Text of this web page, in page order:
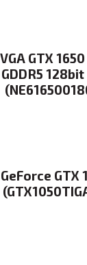
GTX
GDDR5 128bit
GTX